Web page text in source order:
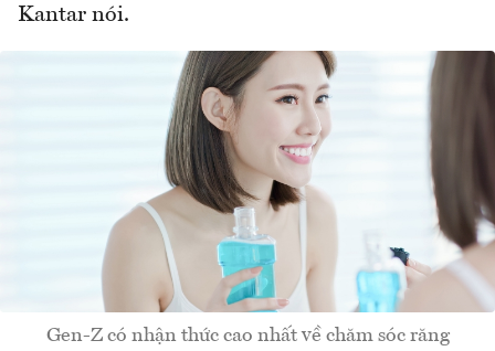
Kantar nói.
Gen-Z có nhận thức cao nhất về chăm sóc răng